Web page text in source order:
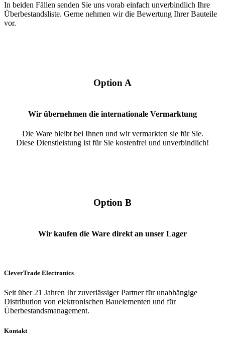
In beiden Fällen senden Sie uns vorab einfach unverbindlich Ihre
Überbestandsliste. Gerne nehmen wir die Bewertung Ihrer Bauteile
vor.
Option A
Wir übernehmen die internationale Vermarktung
Die Ware bleibt bei Ihnen und wir vermarkten sie für Sie.
Diese Dienstleistung ist für Sie kostenfrei und unverbindlich!
Option B
Wir kaufen die Ware direkt an unser Lager
CleverTrade Electronics
Seit über 21 Jahren Ihr zuverlässiger Partner für unabhängige
Distribution von elektronischen Bauelementen und für
Überbestandsmanagement.
Kontakt